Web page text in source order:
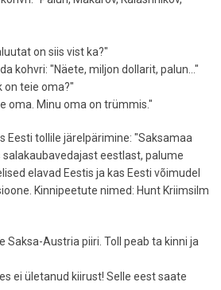
on siis vist ka?"
kohvri: "Näete, miljon dollarit, palun..."
on teie oma?"
oma. Minu oma on trümmis."
Eesti tollile järelpärimine: "Saksamaa
salakaubavedajast eestlast, palume
elavad Eestis ja kas Eesti võimudel
Kinnipeetute nimed: Hunt Kriimsilm
Saksa-Austria piiri. Toll peab ta kinni ja
ei ületanud kiirust! Selle eest saate